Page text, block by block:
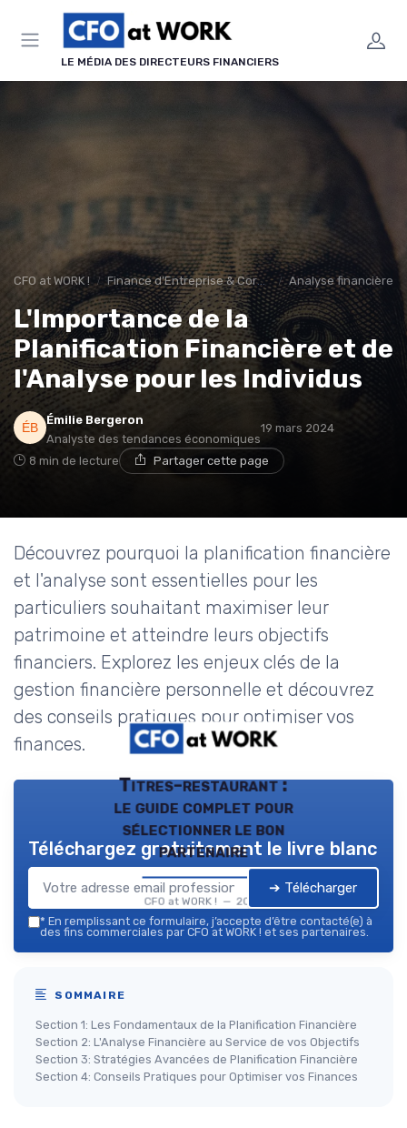
LE MÉDIA DES DIRECTEURS FINANCIERS
CFO at WORK ! Finance d’Entreprise & Corporate Finance Analyse financière
L'Importance de la
Planification Financière et de
l'Analyse pour les Individus
Émilie Bergeron
Analyste des tendances économiques
19 mars 2024
8 min de lecture Partager cette page
Découvrez pourquoi la planification financière
et l'analyse sont essentielles pour les
particuliers souhaitant maximiser leur
patrimoine et atteindre leurs objectifs
financiers. Explorez les enjeux clés de la
gestion financière personnelle et découvrez
des conseils pratiques pour optimiser vos
finances.
Titres-restaurant :
le guide complet pour
sélectionner le bon
partenaire
CFO at WORK ! — 2026
Téléchargez gratuitement le livre blanc
➔ Télécharger
* En remplissant ce formulaire, j’accepte d’être contacté(e) à
des fins commerciales par CFO at WORK ! et ses partenaires.
SOMMAIRE
Section 1: Les Fondamentaux de la Planification Financière
Section 2: L'Analyse Financière au Service de vos Objectifs
Section 3: Stratégies Avancées de Planification Financière
Section 4: Conseils Pratiques pour Optimiser vos Finances
Panneau de gestion des cookies